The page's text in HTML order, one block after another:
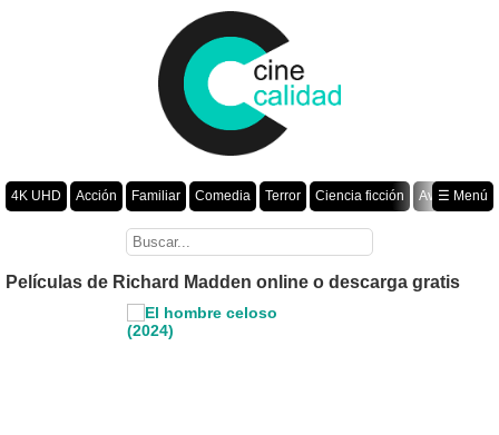
4K UHD Acción Familiar Comedia Terror Ciencia ficción
Aventura
Romance Fantasía Drama Animación Crimen
☰ Menú
Películas de Richard Madden online o descarga gratis